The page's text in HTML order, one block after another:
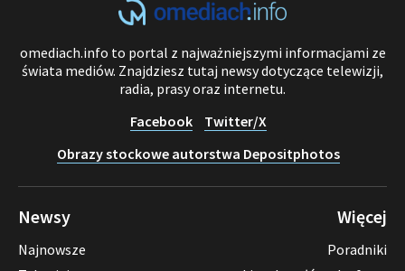
omediach.info to portal z najważniejszymi informacjami ze
świata mediów. Znajdziesz tutaj newsy dotyczące telewizji,
radia, prasy oraz internetu.
Facebook
Twitter/X
Obrazy stockowe autorstwa Depositphotos
Newsy
Najnowsze
Więcej
Poradniki